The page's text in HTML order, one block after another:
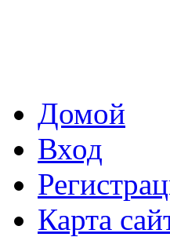
Домой
Вход
Карта